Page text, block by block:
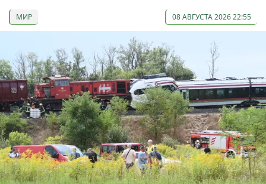
МИР 08 АВГУСТА 2026 22:55